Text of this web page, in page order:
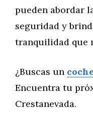
pueden abordar
seguridad y
tranquilidad que
¿Buscas un
Encuentra tu
Crestanevada.